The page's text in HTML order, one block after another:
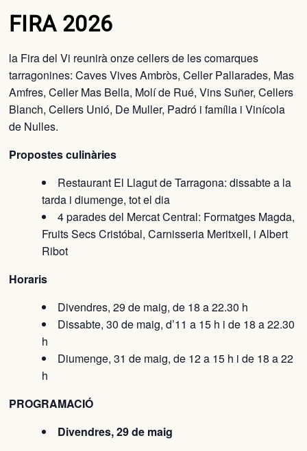
FIRA 2026
la Fira del Vi reunirà onze cellers de les comarques
tarragonines: Caves Vives Ambròs, Celler Pallarades, Mas
Amfres, Celler Mas Bella, Molí de Rué, Vins Suñer, Cellers
Blanch, Cellers Unió, De Muller, Padró i família i Vinícola
de Nulles.
Propostes culinàries
Restaurant El Llagut de Tarragona: dissabte a la
tarda i diumenge, tot el dia
4 parades del Mercat Central: Formatges Magda,
Fruits Secs Cristóbal, Carnisseria Meritxell, i Albert
Ribot
Horaris
Divendres, 29 de maig, de 18 a 22.30 h
Dissabte, 30 de maig, d’11 a 15 h i de 18 a 22.30
h
Diumenge, 31 de maig, de 12 a 15 h i de 18 a 22
h
PROGRAMACIÓ
Divendres, 29 de maig